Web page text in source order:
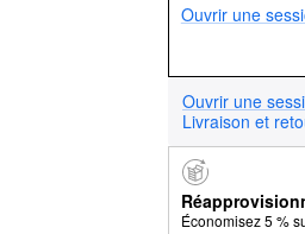
Ouvrir une
Ouvrir une
Livraison et
Économisez 5 %